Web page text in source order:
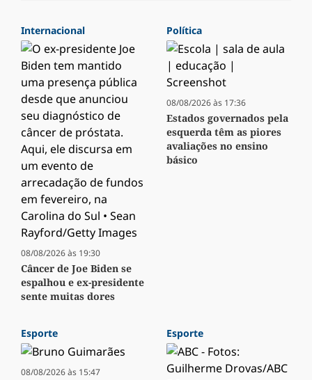
Internacional
08/08/2026 às 19:30
Câncer de Joe Biden se
espalhou e ex-presidente
sente muitas dores
Política
08/08/2026 às 17:36
Estados governados pela
esquerda têm as piores
avaliações no ensino
básico
Esporte
08/08/2026 às 15:47
Esporte